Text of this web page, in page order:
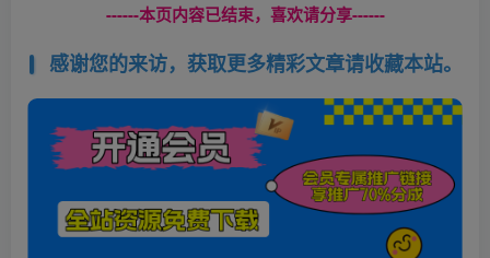
------本页内容已结束，喜欢请分享------
感谢您的来访，获取更多精彩文章请收藏本站。